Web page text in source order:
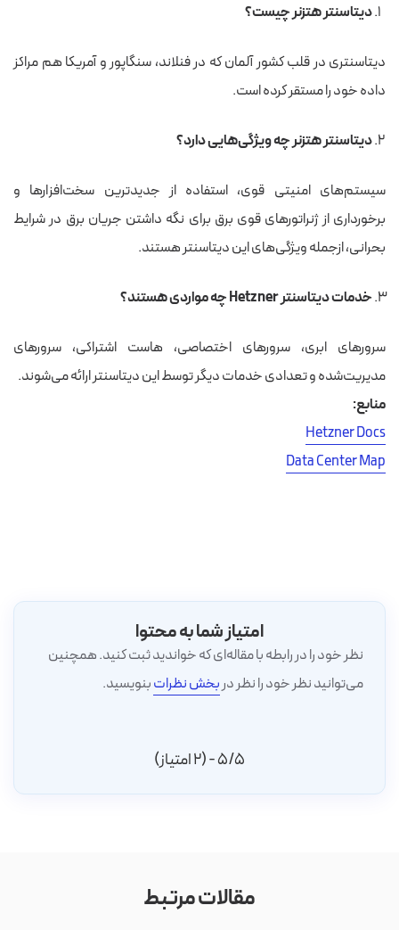
دیتاسنتر هتزنر چیست؟
دیتاسنتری در قلب کشور آلمان که در فنلاند، سنگاپور و آمریکا هم مراکز
داده خود را مستقر کرده است.
دیتاسنتر هتزنر چه ویژگی‌هایی دارد؟
سیستم‌های امنیتی قوی، استفاده از جدیدترین سخت‌افزارها و
برخورداری از ژنراتورهای قوی برق برای نگه داشتن جریان برق در شرایط
بحرانی، ازجمله ویژگی‌های این دیتاسنتر هستند.
خدمات دیتاسنتر Hetzner چه مواردی هستند؟
سرورهای ابری، سرورهای اختصاصی، هاست اشتراکی، سرورهای
مدیریت‌شده و تعدادی خدمات دیگر توسط این دیتاسنتر ارائه می‌شوند.
منابع:
Hetzner Docs
Data Center Map
امتیاز شما به محتوا
نظر خود را در رابطه با مقاله‌ای که خواندید ثبت کنید. همچنین
می‌توانید نظر خود را نظر در بخش نظراتبنویسید.
5/5 - (2 امتیاز)
مقالات مرتبط